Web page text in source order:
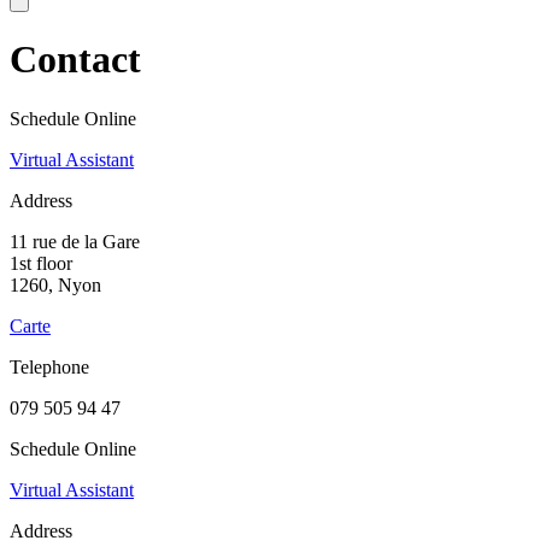
Contact
Schedule Online
Virtual Assistant
Address
11 rue de la Gare
1st floor
1260, Nyon
Carte
Telephone
079 505 94 47
Schedule Online
Virtual Assistant
Address